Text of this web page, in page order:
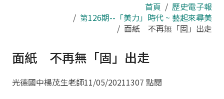
首頁
歷史電子報
第126期--「美力」時代 ~ 藝起來尋美
面紙 不再無「固」出走
面紙 不再無「固」出走
光德國中楊茂生老師11/05/20211307 點閱